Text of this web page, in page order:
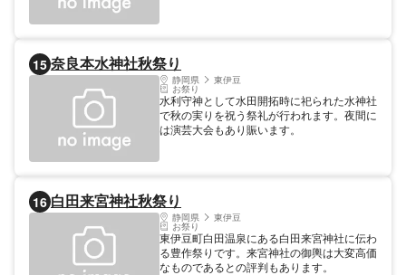
一針、娘の健やかな成長を願う親心をどうぞ
ご覧ください。
15 奈良本水神社秋祭り
静岡県 東伊豆
お祭り
水利守神として水田開拓時に祀られた水神社
で秋の実りを祝う祭礼が行われます。夜間に
は演芸大会もあり賑います。
16 白田来宮神社秋祭り
静岡県 東伊豆
お祭り
東伊豆町白田温泉にある白田来宮神社に伝わ
る豊作祭りです。来宮神社の御輿は大変高価
なものであるとの評判もあります。